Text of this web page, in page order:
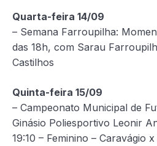
Quarta-feira 14/09
– Semana Farroupilha:
das 18h, com Sarau
Castilhos
Quinta-feira 15/09
– Campeonato Municipal de
Ginásio Poliesportivo Leonir
19:10 – Feminino – Caravágio